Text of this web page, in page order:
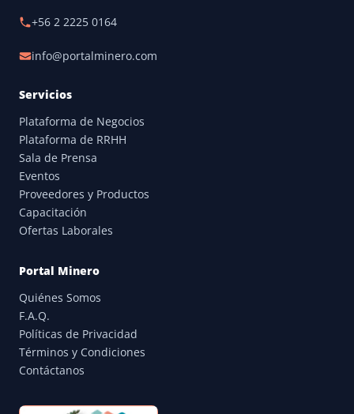
+56 2 2225 0164
info@portalminero.com
Servicios
Plataforma de Negocios
Plataforma de RRHH
Sala de Prensa
Eventos
Proveedores y Productos
Capacitación
Ofertas Laborales
Portal Minero
Quiénes Somos
F.A.Q.
Políticas de Privacidad
Términos y Condiciones
Contáctanos